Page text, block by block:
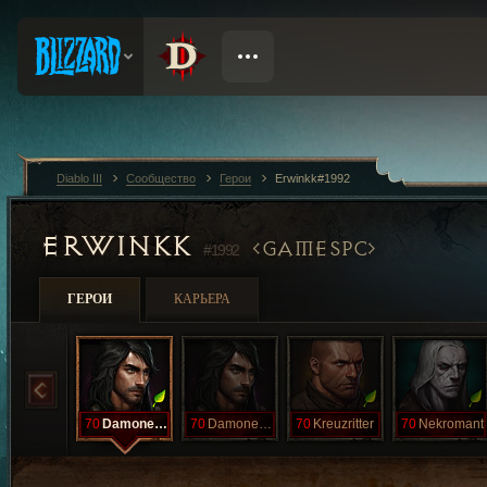
ERWINKK #1992 GAMESPC
ГЕРОИ КАРЬЕРА
70 Damonenjager 70 Damonenjager 70 Kreuzritter 70 Nekromant
Diablo III Сообщество Герои Erwinkk#1992